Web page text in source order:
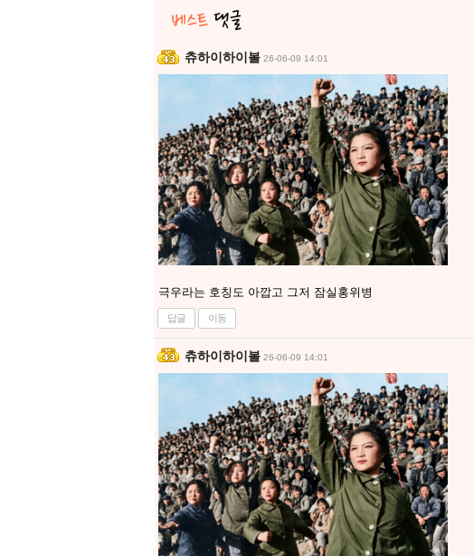
츄하이하이볼 26-06-09 14:01
극우라는 호칭도 아깝고 그저 잠실홍위병
답글 이동
츄하이하이볼 26-06-09 14:01